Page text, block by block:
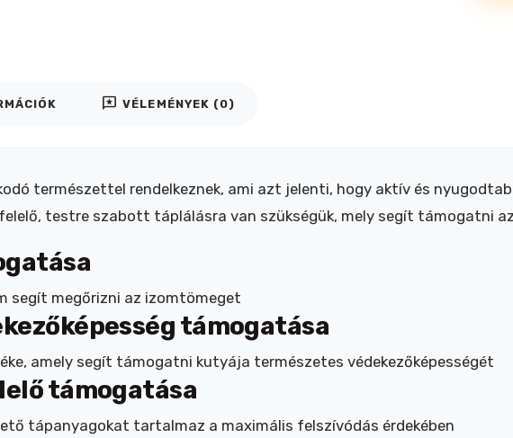
reviews VÉLEMÉNYEK (0)
természettel rendelkeznek, ami azt jelenti, hogy aktív és
testre szabott táplálásra van szükségük, mely segít támogatni
segít megőrizni az izomtömeget
támogatása
amely segít támogatni kutyája természetes védekezőképességét
támogatása
tápanyagokat tartalmaz a maximális felszívódás érdekében